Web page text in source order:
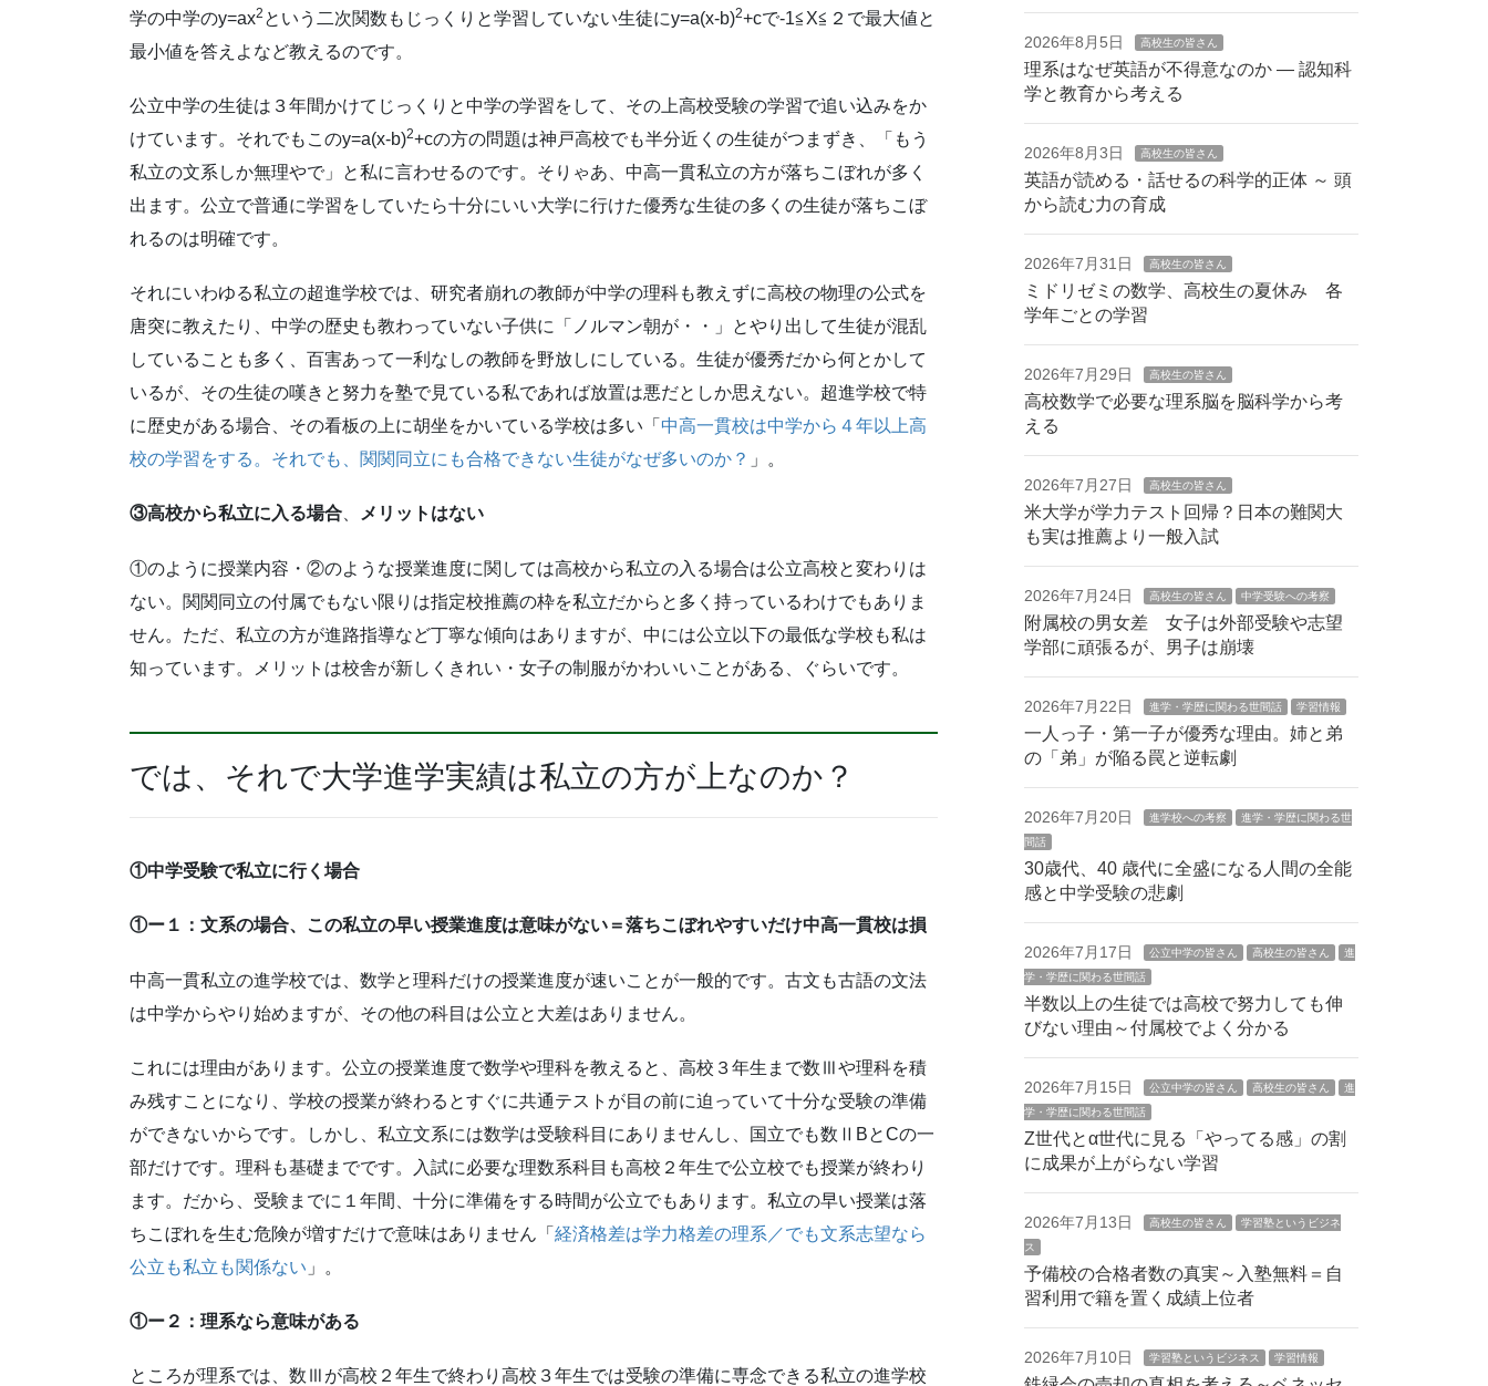
学の中学のy=ax2 という二次関数もじっくりと学習していない生徒にy=a(x-b)2+cで-1≦X≦２で最大値と
最小値を答えよなど教えるのです。
公立中学の生徒は３年間かけてじっくりと中学の学習をして、その上高校受験の学習で追い込みをか
けています。それでもこのy=a(x-b)2+cの方の問題は神戸高校でも半分近くの生徒がつまずき、「もう
私立の文系しか無理やで」と私に言わせるのです。そりゃあ、中高一貫私立の方が落ちこぼれが多く
出ます。公立で普通に学習をしていたら十分にいい大学に行けた優秀な生徒の多くの生徒が落ちこぼ
れるのは明確です。
それにいわゆる私立の超進学校では、研究者崩れの教師が中学の理科も教えずに高校の物理の公式を
唐突に教えたり、中学の歴史も教わっていない子供に「ノルマン朝が・・」とやり出して生徒が混乱
していることも多く、百害あって一利なしの教師を野放しにしている。生徒が優秀だから何とかして
いるが、その生徒の嘆きと努力を塾で見ている私であれば放置は悪だとしか思えない。超進学校で特
に歴史がある場合、その看板の上に胡坐をかいている学校は多い「 中高一貫校は中学から４年以上高
校の学習をする。それでも、関関同立にも合格できない生徒がなぜ多いのか？ 」。
③高校から私立に入る場合、 メリットはない
①のように授業内容・②のような授業進度に関しては高校から私立の入る場合は公立高校と変わりは
ない。関関同立の付属でもない限りは指定校推薦の枠を私立だからと多く持っているわけでもありま
せん。ただ、私立の方が進路指導など丁寧な傾向はありますが、中には公立以下の最低な学校も私は
知っています。メリットは校舎が新しくきれい・女子の制服がかわいいことがある、ぐらいです。
では、それで大学進学実績は私立の方が上なのか？
①中学受験で私立に行く場合
①ー１：文系の場合、この私立の早い授業進度は意味がない＝落ちこぼれやすいだけ中高一貫校は損
中高一貫私立の進学校では、数学と理科だけの授業進度が速いことが一般的です。古文も古語の文法
は中学からやり始めますが、その他の科目は公立と大差はありません。
これには理由があります。公立の授業進度で数学や理科を教えると、高校３年生まで数Ⅲや理科を積
み残すことになり、学校の授業が終わるとすぐに共通テストが目の前に迫っていて十分な受験の準備
ができないからです。しかし、私立文系には数学は受験科目にありませんし、国立でも数ⅡBとCの一
部だけです。理科も基礎までです。入試に必要な理数系科目も高校２年生で公立校でも授業が終わり
ます。だから、受験までに１年間、十分に準備をする時間が公立でもあります。私立の早い授業は落
ちこぼれを生む危険が増すだけで意味はありません「 経済格差は学力格差の理系／でも文系志望なら
公立も私立も関係ない 」。
①ー２：理系なら意味がある
ところが理系では、数Ⅲが高校２年生で終わり高校３年生では受験の準備に専念できる私立の進学校
2026年8月5日 高校生の皆さん
理系はなぜ英語が不得意なのか — 認知科
学と教育から考える
2026年8月3日 高校生の皆さん
英語が読める・話せるの科学的正体 ～ 頭
から読む力の育成
2026年7月31日 高校生の皆さん
ミドリゼミの数学、高校生の夏休み 各
学年ごとの学習
2026年7月29日 高校生の皆さん
高校数学で必要な理系脳を脳科学から考
える
2026年7月27日 高校生の皆さん
米大学が学力テスト回帰？日本の難関大
も実は推薦より一般入試
2026年7月24日 高校生の皆さん 中学受験への考察
附属校の男女差 女子は外部受験や志望
学部に頑張るが、男子は崩壊
2026年7月22日 進学・学歴に関わる世間話 学習情報
一人っ子・第一子が優秀な理由。姉と弟
の「弟」が陥る罠と逆転劇
2026年7月20日 進学校への考察
進学・学歴に関わる世
間話
30歳代、40 歳代に全盛になる人間の全能
感と中学受験の悲劇
2026年7月17日 公立中学の皆さん 高校生の皆さん
進
学・学歴に関わる世間話
半数以上の生徒では高校で努力しても伸
びない理由～付属校でよく分かる
2026年7月15日 公立中学の皆さん 高校生の皆さん
進
学・学歴に関わる世間話
Z世代とα世代に見る「やってる感」の割
に成果が上がらない学習
2026年7月13日 高校生の皆さん
学習塾というビジネ
ス
予備校の合格者数の真実～入塾無料＝自
習利用で籍を置く成績上位者
2026年7月10日 学習塾というビジネス 学習情報